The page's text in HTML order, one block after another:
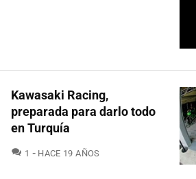
Kawasaki Racing,
preparada para darlo todo
en Turquía
1 COMENTARIOS
HACE 19 AÑOS